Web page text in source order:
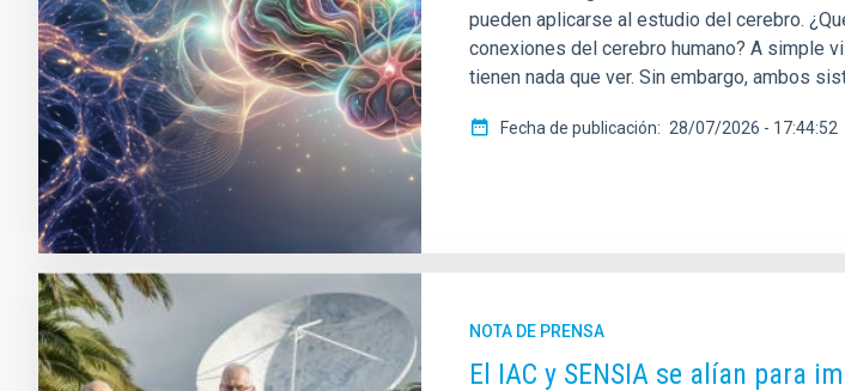
pueden aplicarse al estudio del cerebro.
conexiones del cerebro humano? A simple
tienen nada que ver. Sin embargo, ambos
Fecha de publicación 28/07/2026 - 17:44:52
NOTA DE PRENSA
El IAC y SENSIA se alían para